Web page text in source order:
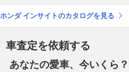
ホンダ インサイトのカタログを見る
車査定を依頼する
あなたの愛車、今いくら？